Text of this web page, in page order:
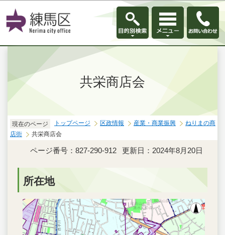
このページの本文へ移動
共栄商店会
現在のページ トップページ 区政情報 産業・商業振興
ねりまの商
店街
共栄商店会
ページ番号：827-290-912 更新日：2024年8月20日
所在地